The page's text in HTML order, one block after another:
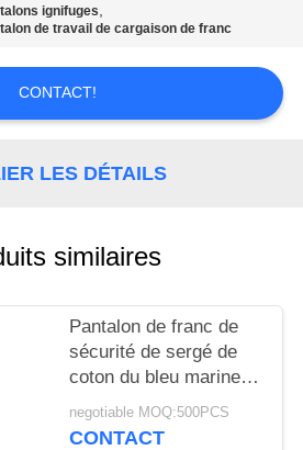
ignifuges,
de travail de cargaison de franc
CONTACT!
LES DÉTAILS
similaires
Pantalon de franc de
sécurité de sergé de
coton du bleu marine
360gsm pour des
industries du gaz
negotiable MOQ:500PCS
CONTACT